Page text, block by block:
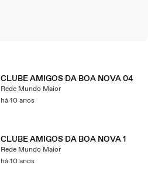
CLUBE AMIGOS DA BOA NOVA 04
Rede Mundo Maior
há 10 anos
CLUBE AMIGOS DA BOA NOVA 1
Rede Mundo Maior
há 10 anos